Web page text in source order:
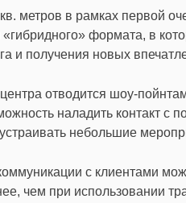
метров в рамках первой
формата, в
и получения новых
центра отводится шоу-
наладить контакт с
небольшие
с клиентами
чем при использовании